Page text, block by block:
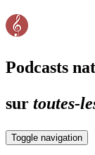
Podcasts
sur toutes-
Toggle navigation